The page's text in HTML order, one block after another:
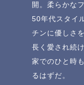
開。柔らかな
50年代スタイ
チンに優しさ
長く愛され続
家でのひと時
るはずだ。